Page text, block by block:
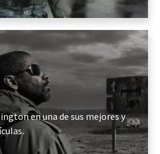
en una de sus mejores y